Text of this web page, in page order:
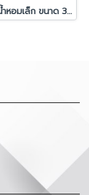
ชั้นตะแกรงน้ำหอมเล็ก ขนาด 30 x 34 x 28 cm.